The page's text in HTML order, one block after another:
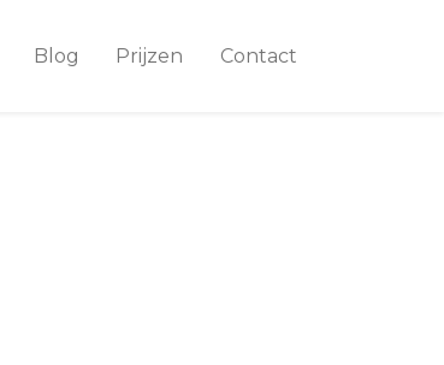
Blog Prijzen Contact